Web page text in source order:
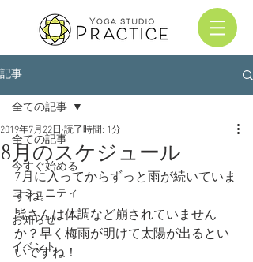
記事
全ての記事
今すぐ始める
コミュニティ
お知らせ
イベント
全ての記事
8月のスケジュール
2019年7月22日 読了時間: 1分
7月に入ってからずっと雨が続いていま
すね。
皆さんは体調など崩されていません
か？早く梅雨が明けて太陽が出るとい
いですね！